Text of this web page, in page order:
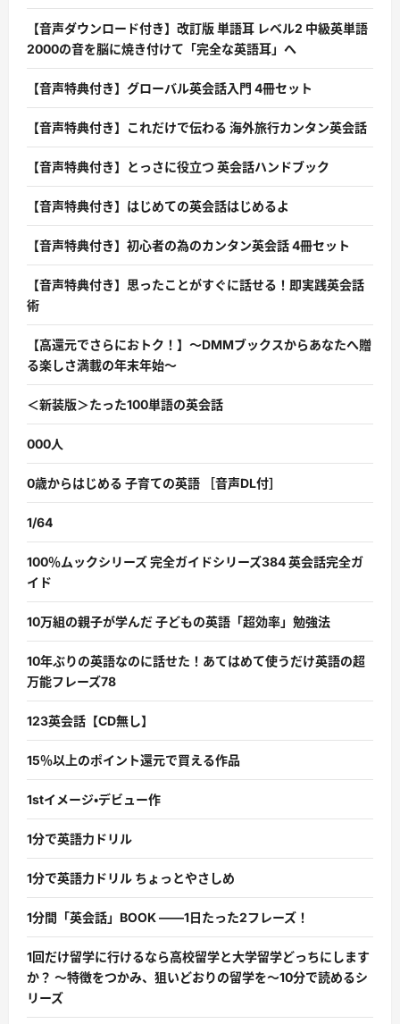
【音声ダウンロード付き】改訂版 単語耳 レベル2 中級英単語
2000の音を脳に焼き付けて「完全な英語耳」へ
【音声特典付き】グローバル英会話入門 4冊セット
【音声特典付き】これだけで伝わる 海外旅行カンタン英会話
【音声特典付き】とっさに役立つ 英会話ハンドブック
【音声特典付き】はじめての英会話はじめるよ
【音声特典付き】初心者の為のカンタン英会話 4冊セット
【音声特典付き】思ったことがすぐに話せる！即実践英会話
術
【高還元でさらにおトク！】〜DMMブックスからあなたへ贈
る楽しさ満載の年末年始〜
＜新装版＞たった100単語の英会話
000人
0歳からはじめる 子育ての英語 ［音声DL付］
1/64
100％ムックシリーズ 完全ガイドシリーズ384 英会話完全ガ
イド
10万組の親子が学んだ 子どもの英語「超効率」勉強法
10年ぶりの英語なのに話せた！あてはめて使うだけ英語の超
万能フレーズ78
123英会話【CD無し】
15％以上のポイント還元で買える作品
1stイメージ・デビュー作
1分で英語力ドリル
1分で英語力ドリル ちょっとやさしめ
1分間「英会話」BOOK ――1日たった2フレーズ！
1回だけ留学に行けるなら高校留学と大学留学どっちにします
か？ 〜特徴をつかみ、狙いどおりの留学を〜10分で読めるシ
リーズ